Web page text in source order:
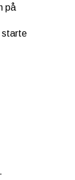
på
starte